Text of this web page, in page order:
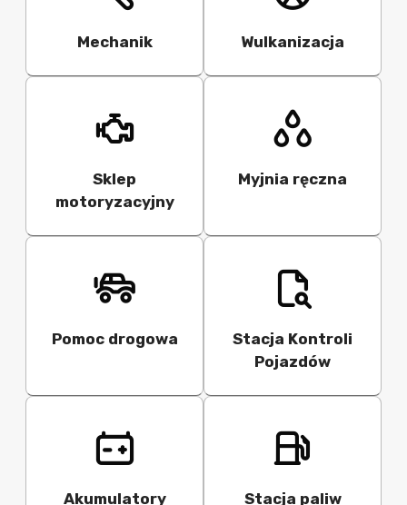
Mechanik Wulkanizacja
Sklep
motoryzacyjny
Myjnia ręczna
Pomoc drogowa
Stacja Kontroli
Pojazdów
Akumulatory Stacja paliw